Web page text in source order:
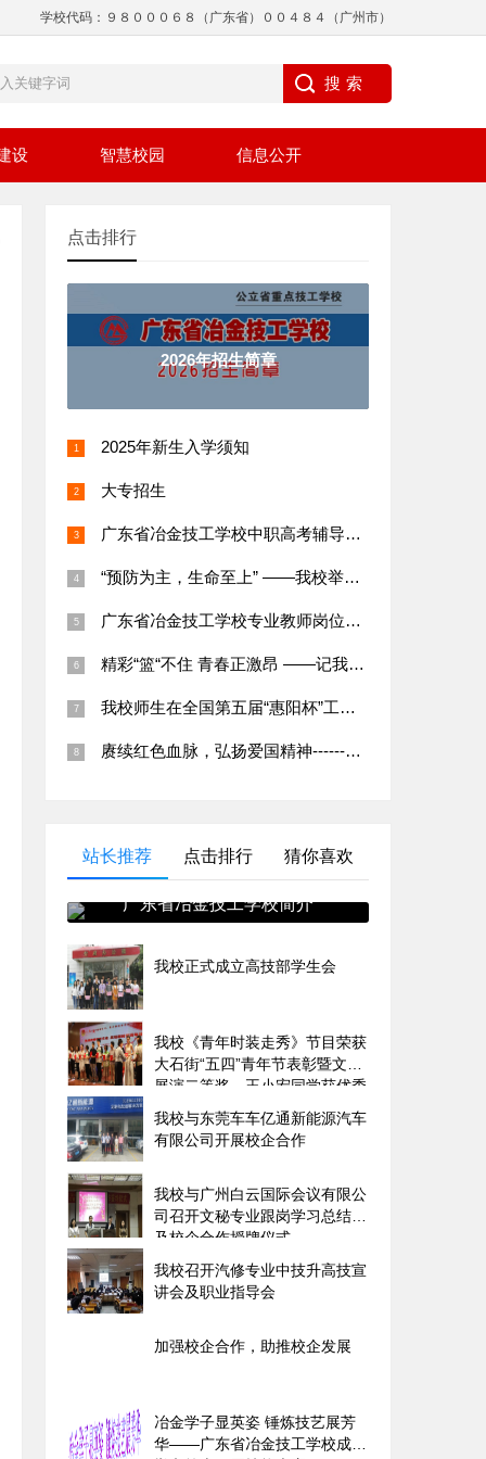
学校代码：９８０００６８（广东省）００４８４（广州市）
设 智慧校园 信息公开
点击排行
2026年招生简章
2025年新生入学须知
大专招生
广东省冶金技工学校中职高考辅导班招生简章
“预防为主，生命至上” ——我校举行应急疏散演练及消防知识培训
广东省冶金技工学校专业教师岗位招聘公告
精彩“篮“不住 青春正激昂 ——记我校第二十五届班级篮球赛
我校师生在全国第五届“惠阳杯”工业机器人虚拟拆装线上大赛中荣获特等奖
赓续红色血脉，弘扬爱国精神------爱国主义教育系列活动
站长推荐 点击排行 猜你喜欢
广东省冶金技工学校简介
我校正式成立高技部学生会
我校《青年时装走秀》节目荣获
大石街“五四”青年节表彰暨文艺
展演二等奖、王小宏同学获优秀
志愿者称号
我校与东莞车车亿通新能源汽车
有限公司开展校企合作
我校与广州白云国际会议有限公
司召开文秘专业跟岗学习总结会
及校企合作授牌仪式
我校召开汽修专业中技升高技宣
讲会及职业指导会
加强校企合作，助推校企发展
冶金学子显英姿 锤炼技艺展芳
华――广东省冶金技工学校成功